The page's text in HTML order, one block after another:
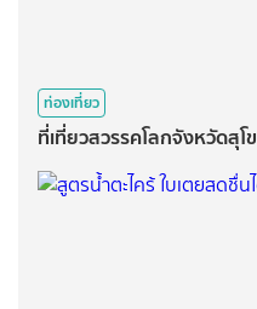
ท่องเที่ยว
ที่เที่ยวสวรรคโลกจังหวัดสุ